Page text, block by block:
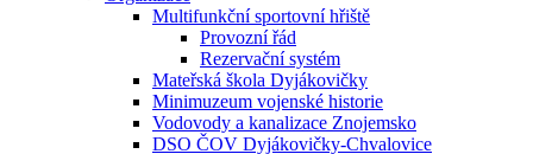
Multifunkční sportovní hřiště
Provozní řád
Rezervační systém
Mateřská škola Dyjákovičky
Minimuzeum vojenské historie
Vodovody a kanalizace Znojemsko
DSO ČOV Dyjákovičky-Chvalovice